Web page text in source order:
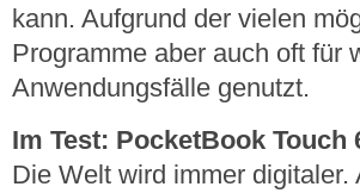
kann. Aufgrund der vielen
Programme aber auch oft für
Anwendungsfälle genutzt.
Im Test: PocketBook Touch
Die Welt wird immer